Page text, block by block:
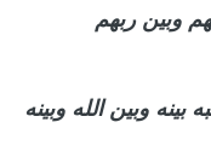
وبين ربهم
وبين الله وبينه